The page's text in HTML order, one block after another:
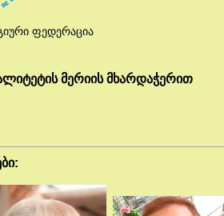
ფედერაცია
მერიის მხარდაჭერით
: